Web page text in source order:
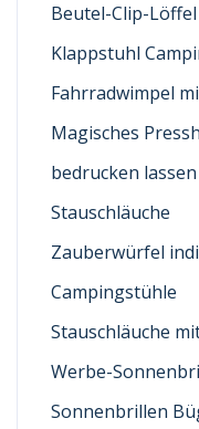
Beutel-Clip-Löffel
Klappstuhl
Fahrradwimpel
Magisches
bedrucken lassen
Stauschläuche
Zauberwürfel
Campingstühle
Stauschläuche
Werbe-
Sonnenbrillen